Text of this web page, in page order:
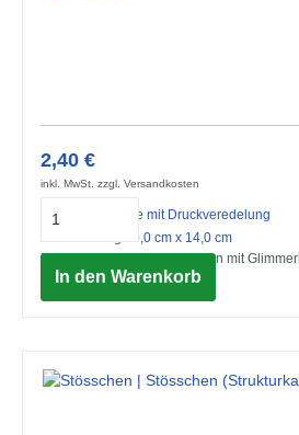
2,40 €
inkl. MwSt. zzgl. Versandkosten
Midi-Doppelkarte mit Druckveredelung
mit Umschlag 10,0 cm x 14,0 cm
Happy Birthday (Strukturkarton mit
© Advocate Art / Nicola Evans
In den Warenkorb